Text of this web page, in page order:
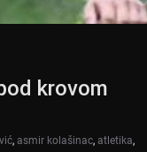
krovom
, asmir kolašinac, atletika,